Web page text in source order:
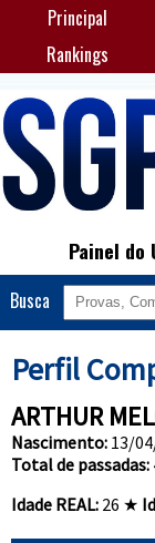
Principal
Rankings
Painel do
Busca
Perfil
ARTHUR
Nascimento: 13/
Total de passadas:
Idade REAL:26 ★